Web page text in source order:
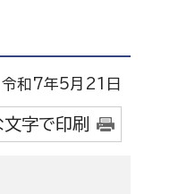
和7年5月21日
字で印刷